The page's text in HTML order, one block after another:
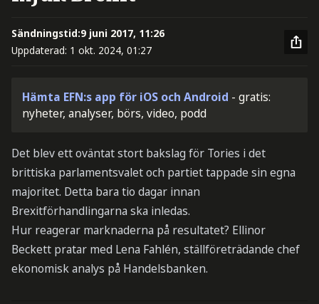
Sändningstid:9 juni 2017, 11:26
Uppdaterad: 1 okt. 2024, 01:27
Hämta EFN:s app för iOS och Android - gratis:
nyheter, analyser, börs, video, podd
Det blev ett oväntat stort bakslag för Tories i det
brittiska parlamentsvalet och partiet tappade sin egna
majoritet. Detta bara tio dagar innan
Brexitförhandlingarna ska inledas.
Hur reagerar marknaderna på resultatet? Ellinor
Beckett pratar med Lena Fahlén, ställföreträdande chef
ekonomisk analys på Handelsbanken.